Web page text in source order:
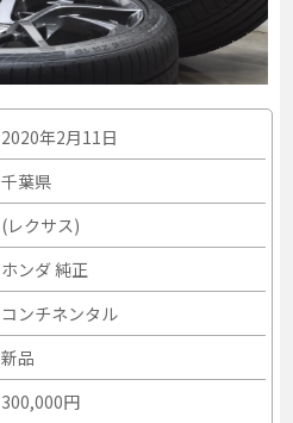
2020年2月11日
千葉県
(レクサス)
ホンダ 純正
コンチネンタル
新品
300,000円